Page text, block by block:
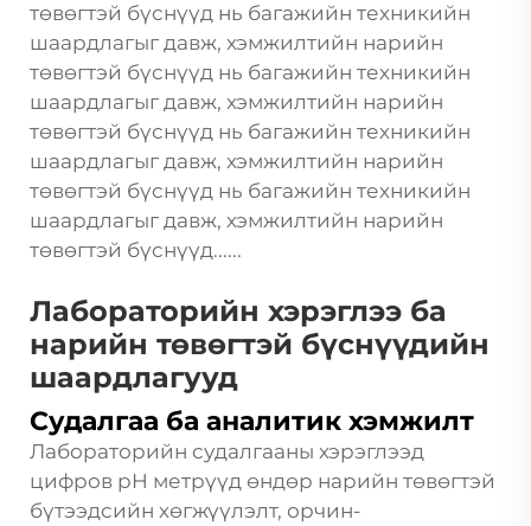
төвөгтэй бүснүүд нь багажийн техникийн
шаардлагыг давж, хэмжилтийн нарийн
төвөгтэй бүснүүд нь багажийн техникийн
шаардлагыг давж, хэмжилтийн нарийн
төвөгтэй бүснүүд нь багажийн техникийн
шаардлагыг давж, хэмжилтийн нарийн
төвөгтэй бүснүүд нь багажийн техникийн
шаардлагыг давж, хэмжилтийн нарийн
төвөгтэй бүснүүд......
Лабораторийн хэрэглээ ба
нарийн төвөгтэй бүснүүдийн
шаардлагууд
Судалгаа ба аналитик хэмжилт
Лабораторийн судалгааны хэрэглээд
цифров pH метрүүд өндөр нарийн төвөгтэй
бүтээдсийн хөгжүүлэлт, орчин-